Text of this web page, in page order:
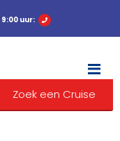
9:00 uur:
Zoek een Cruise